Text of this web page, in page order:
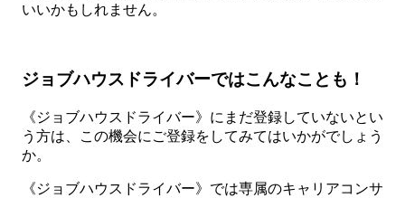
いいかもしれません。
ジョブハウスドライバーではこんなことも！
《ジョブハウスドライバー》にまだ登録していないとい
う方は、この機会にご登録をしてみてはいかがでしょう
か。
《ジョブハウスドライバー》では専属のキャリアコンサ